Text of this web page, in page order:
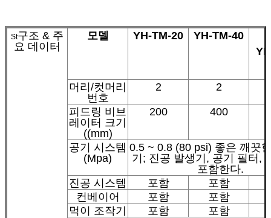
St구조 & 주
요 데이터
모델 YH-TM-20
YH-TM-40
머리/컷머리
번호
2 2
피드링 비브
레이터 크기
((mm)
200 400
공기 시스템
(Mpa)
0.5 ~ 0.8 (80 psi) 좋은 깨끗
기; 진공 발생기, 공기 필터,
포함한다.
진공 시스템
포함 포함
컨베이어
포함 포함
먹이 조작기
포함 포함